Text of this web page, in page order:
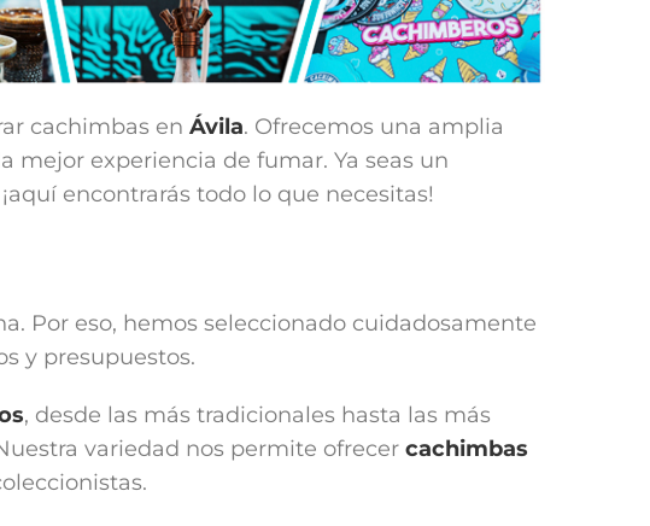
cachimbas en Ávila. Ofrecemos una amplia
mejor experiencia de fumar. Ya seas un
encontrarás todo lo que necesitas!
Por eso, hemos seleccionado cuidadosamente
y presupuestos.
, desde las más tradicionales hasta las más
variedad nos permite ofrecer cachimbas